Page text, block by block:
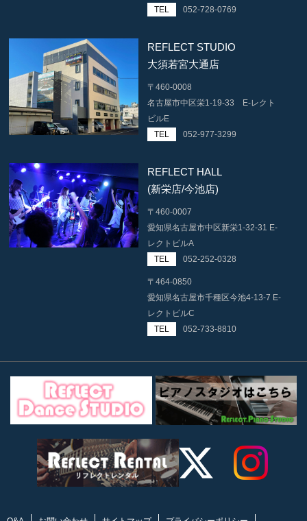
TEL
052-728-0769
REFLECT STUDIO
大須若宮大通店
〒460-0008
名古屋市中区栄1-19-33 E-レクト
ビルE
TEL
052-977-3299
REFLECT HALL
(新栄店/今池店)
〒460-0007
愛知県名古屋市中区新栄1-32-31 E-
レクトビルA
TEL
052-252-0328
〒464-0850
愛知県名古屋市千種区今池4-13-7 E-
レクトビルC
TEL
052-733-8810